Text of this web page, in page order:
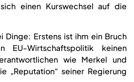
einen Kurswechsel auf die
Dinge: Erstens ist ihm ein Bruch
EU-Wirtschaftspolitik keinen
wie Merkel und
„Reputation“ seiner Regierung